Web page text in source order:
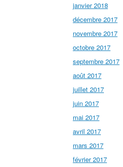
janvier 2018
décembre 2017
novembre 2017
octobre 2017
septembre 2017
août 2017
juillet 2017
juin 2017
mai 2017
avril 2017
mars 2017
février 2017